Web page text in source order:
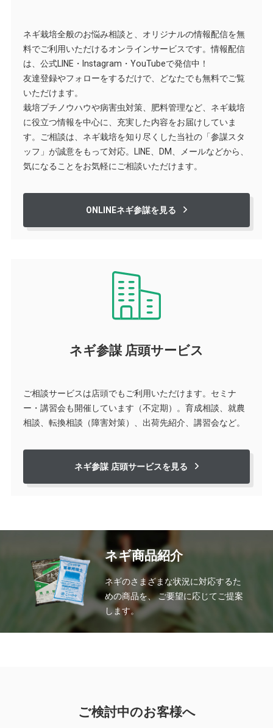
ネギ栽培全般のお悩み相談と、オリジナルの情報配信を無
料でご利用いただけるオンラインサービスです。情報配信
は、公式LINE・Instagram・YouTubeで発信中！
友達登録やフォローをするだけで、どなたでも無料でご覧
いただけます。
栽培プチノウハウや病害虫対策、肥料管理など、ネギ栽培
に役立つ情報を中心に、充実した内容をお届けしていま
す。ご相談は、ネギ栽培を知り尽くした当社の「参謀スタ
ッフ」が誠意をもって対応。LINE、DM、メールなどから、
気になることをお気軽にご相談いただけます。
ONLINEネギ参謀を見る
ネギ参謀 店頭サービス
ご相談サービスは店頭でもご利用いただけます。セミナ
ー・講習会も開催しています（不定期）。育成相談、就農
相談、転換相談（障害対策）、出荷先紹介、講習会など。
ネギ参謀 店頭サービスを見る
ネギ商品紹介
ネギのさまざまな状況に対応するた
めの商品を、ご要望に応じてご提案
します。
ご検討中のお客様へ